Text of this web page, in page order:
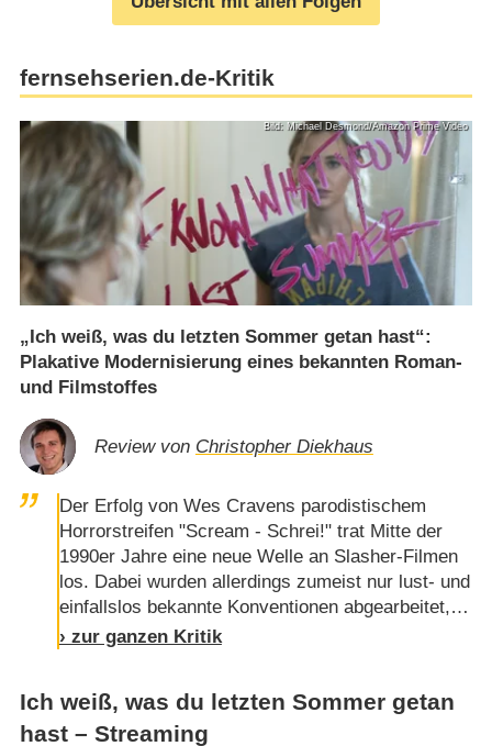
fernsehserien.de-Kritik
Bild: Michael Desmond/Amazon Prime Video
„Ich weiß, was du letzten Sommer getan hast“:
Plakative Modernisierung eines bekannten Roman-
und Filmstoffes
Review von Christopher Diekhaus
Der Erfolg von Wes Cravens parodistischem
Horrorstreifen "Scream - Schrei!" trat Mitte der
1990er Jahre eine neue Welle an Slasher-Filmen
los. Dabei wurden allerdings zumeist nur lust- und
einfallslos bekannte Konventionen abgearbeitet,
anstatt mit ihnen zu spielen. Im Zuge dieser
Sommer getan hast", die, basierend auf dem
gleichnamigen Roman der US-Schriftstellerin Lois
› zur ganzen Kritik
Ich weiß, was du letzten Sommer getan
hast – Streaming